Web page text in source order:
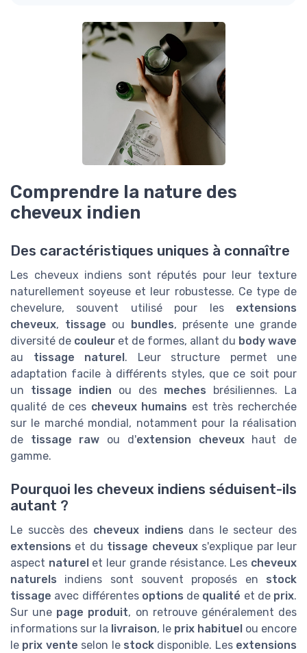
Comprendre la nature des
cheveux indien
Des caractéristiques uniques à connaître
Les cheveux indiens sont réputés pour leur texture
naturellement soyeuse et leur robustesse. Ce type de
chevelure, souvent utilisé pour les extensions
cheveux, tissage ou bundles, présente une grande
diversité de couleur et de formes, allant du body wave
au tissage naturel. Leur structure permet une
adaptation facile à différents styles, que ce soit pour
un tissage indien ou des meches brésiliennes. La
qualité de ces cheveux humains est très recherchée
sur le marché mondial, notamment pour la réalisation
de tissage raw ou d'extension cheveuxhaut de
gamme.
Pourquoi les cheveux indiens séduisent-ils
autant ?
Le succès des cheveux indiens dans le secteur des
extensions et du tissage cheveuxs'explique par leur
aspect naturel et leur grande résistance. Les cheveux
naturels indiens sont souvent proposés en stock
tissage avec différentes options de qualité et de prix.
Sur une page produit, on retrouve généralement des
informations sur la livraison, le prix habituel ou encore
le prix vente selon le stockdisponible. Les extensions